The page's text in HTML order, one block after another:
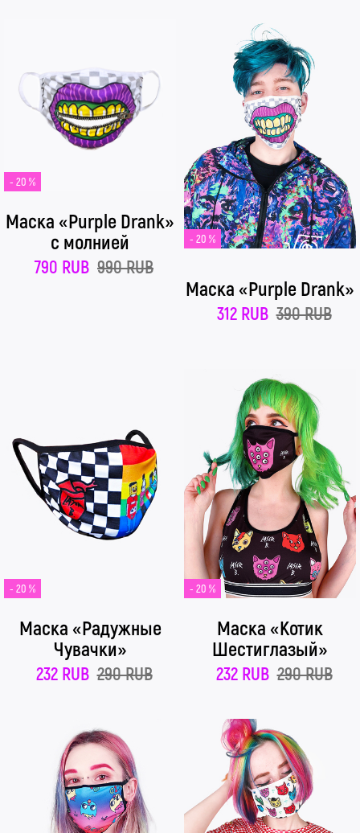
- 20 %
Маска «Purple Drank»
с молнией
790 RUB 990 RUB
- 20 %
Маска «Purple Drank»
312 RUB 390 RUB
- 20 %
Маска «Радужные
Чувачки»
232 RUB 290 RUB
- 20 %
Маска «Котик
Шестиглазый»
232 RUB 290 RUB